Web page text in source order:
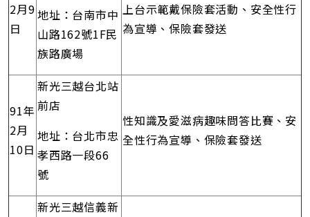
2月9
日
地址：台南市中
山路162號1F民
族路廣場
上台示範戴保險套活動、安全性行
為宣導、保險套發送
91年
2月
10日
新光三越台北站
前店
地址：台北市忠
孝西路一段66
號
性知識及愛滋病趣味問答比賽、安
全性行為宣導、保險套發送
新光三越信義新